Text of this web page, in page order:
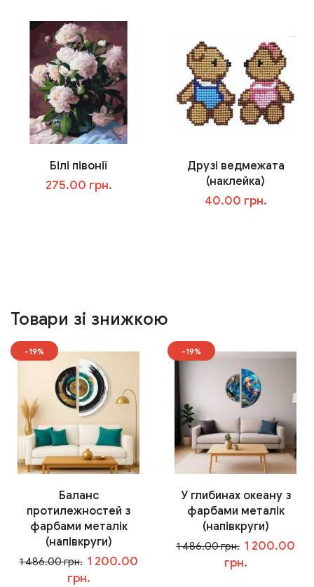
Білі півонії
275.00 грн.
Друзі ведмежата
(наклейка)
40.00 грн.
Товари зі знижкою
-19%
Баланс
протилежностей з
фарбами металік
(напівкруги)
1 486.00 грн. 1 200.00
грн.
-19%
У глибинах океану з
фарбами металік
(напівкруги)
1 486.00 грн. 1 200.00
грн.